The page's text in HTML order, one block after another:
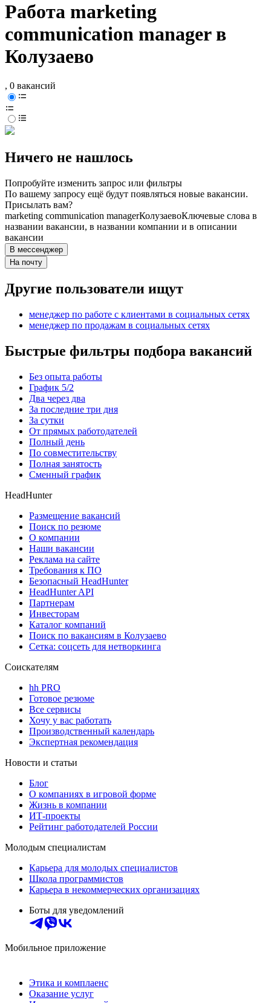
Работа marketing
communication manager в
Колузаево
, 0 вакансий
Ничего не нашлось
Попробуйте изменить запрос или фильтры
По вашему запросу ещё будут появляться новые вакансии.
Присылать вам?
marketing communication managerКолузаевоКлючевые слова в
названии вакансии, в названии компании и в описании
вакансии
В мессенджер
На почту
Другие пользователи ищут
менеджер по работе с клиентами в социальных сетях
менеджер по продажам в социальных сетях
Быстрые фильтры подбора вакансий
Без опыта работы
График 5/2
Два через два
За последние три дня
За сутки
От прямых работодателей
Полный день
По совместительству
Полная занятость
Сменный график
HeadHunter
Размещение вакансий
Поиск по резюме
О компании
Наши вакансии
Реклама на сайте
Требования к ПО
Безопасный HeadHunter
HeadHunter API
Партнерам
Инвесторам
Каталог компаний
Поиск по вакансиям в Колузаево
Сетка: соцсеть для нетворкинга
Соискателям
hh PRO
Готовое резюме
Все сервисы
Хочу у вас работать
Производственный календарь
Экспертная рекомендация
Новости и статьи
Блог
О компаниях в игровой форме
Жизнь в компании
ИТ-проекты
Рейтинг работодателей России
Молодым специалистам
Карьера для молодых специалистов
Школа программистов
Карьера в некоммерческих организациях
Боты для уведомлений
Мобильное приложение
Этика и комплаенс
Оказание услуг